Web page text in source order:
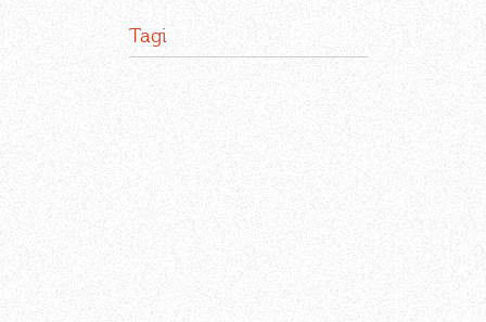
Tagi